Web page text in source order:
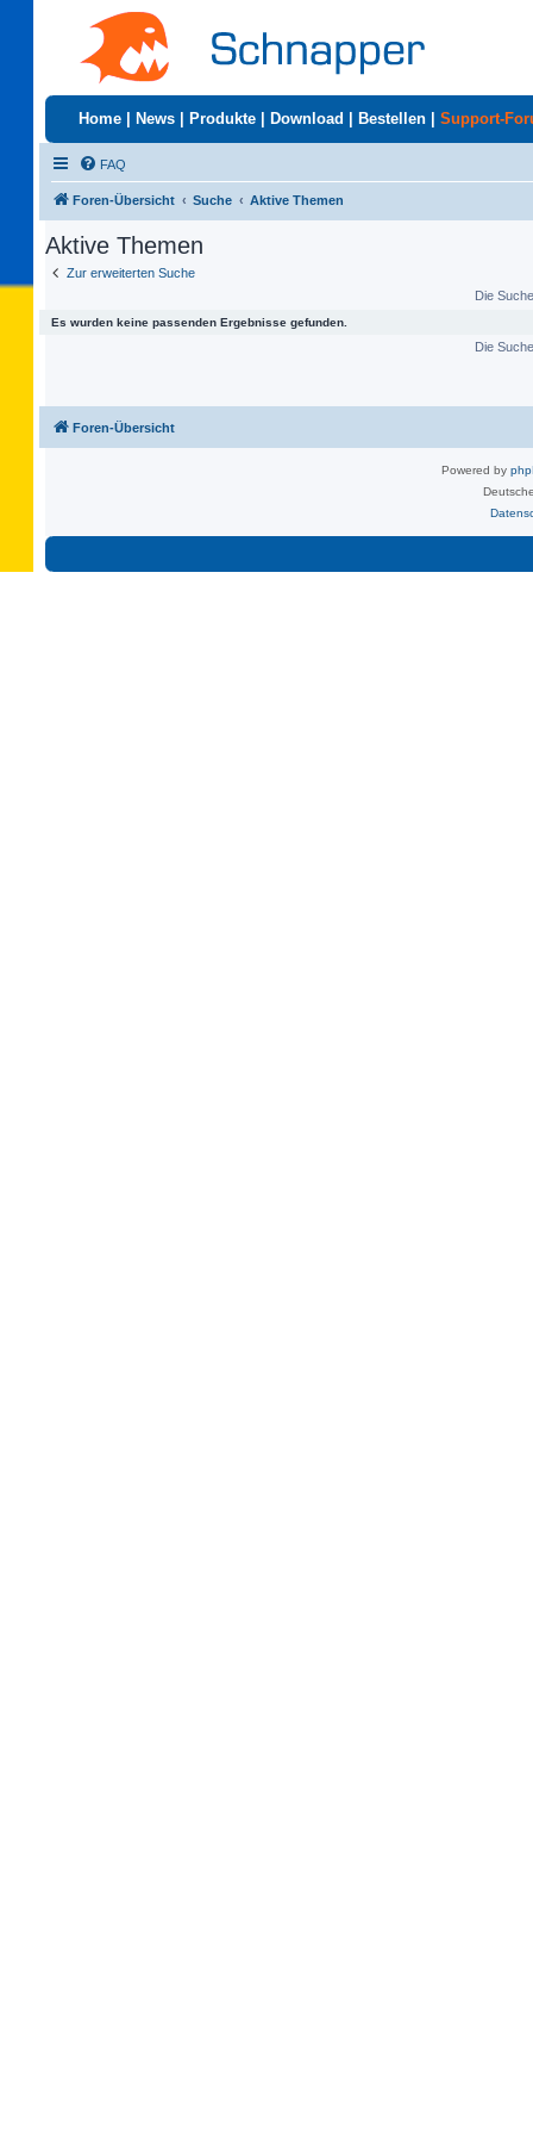
Home News Produkte Download Bestellen Support-
FAQ
Foren-Übersicht Suche Aktive Themen
Aktive Themen
Zur erweiterten Suche
Die
Es wurden keine passenden Ergebnisse gefunden.
Die
Foren-Übersicht
Powered by